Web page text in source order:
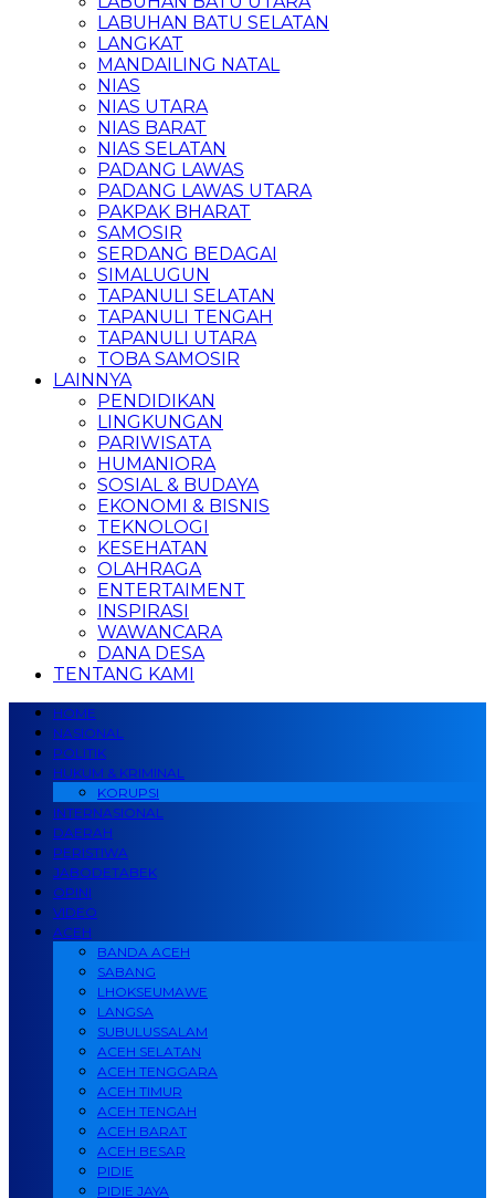
LABUHAN BATU SELATAN
LANGKAT
MANDAILING NATAL
NIAS
NIAS UTARA
NIAS BARAT
NIAS SELATAN
PADANG LAWAS
PADANG LAWAS UTARA
PAKPAK BHARAT
SAMOSIR
SERDANG BEDAGAI
SIMALUGUN
TAPANULI SELATAN
TAPANULI TENGAH
TAPANULI UTARA
TOBA SAMOSIR
LAINNYA
PENDIDIKAN
LINGKUNGAN
PARIWISATA
HUMANIORA
SOSIAL & BUDAYA
EKONOMI & BISNIS
TEKNOLOGI
KESEHATAN
OLAHRAGA
ENTERTAIMENT
INSPIRASI
WAWANCARA
DANA DESA
TENTANG KAMI
HOME
NASIONAL
POLITIK
HUKUM & KRIMINAL
KORUPSI
INTERNASIONAL
DAERAH
PERISTIWA
JABODETABEK
OPINI
VIDEO
ACEH
BANDA ACEH
SABANG
LHOKSEUMAWE
LANGSA
SUBULUSSALAM
ACEH SELATAN
ACEH TENGGARA
ACEH TIMUR
ACEH TENGAH
ACEH BARAT
ACEH BESAR
PIDIE
PIDIE JAYA